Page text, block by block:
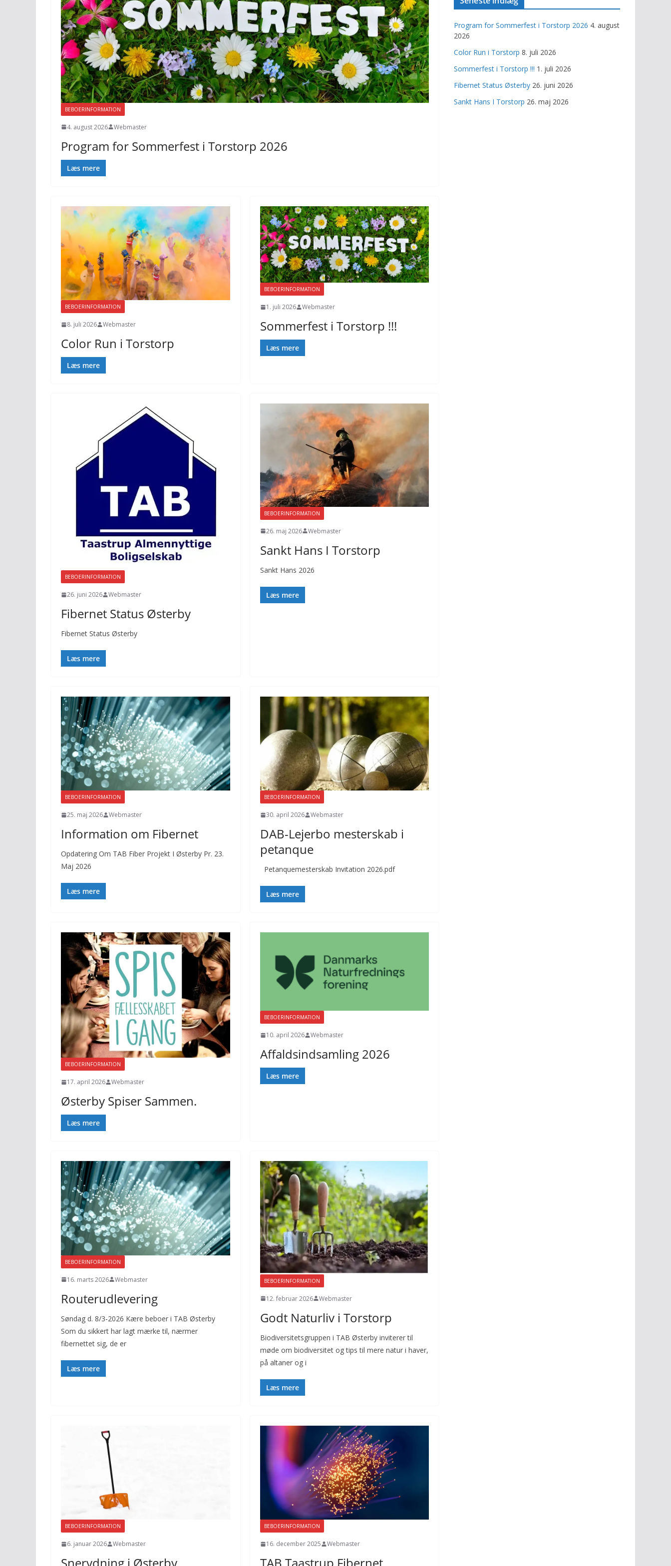
BEBOERINFORMATION
4. august 2026 Webmaster
Program for Sommerfest i Torstorp 2026
Læs mere
BEBOERINFORMATION
8. juli 2026 Webmaster
Color Run i Torstorp
Læs mere
BEBOERINFORMATION
1. juli 2026 Webmaster
Sommerfest i Torstorp !!!
Læs mere
BEBOERINFORMATION
26. juni 2026 Webmaster
Fibernet Status Østerby
Fibernet Status Østerby
Læs mere
BEBOERINFORMATION
26. maj 2026 Webmaster
Sankt Hans I Torstorp
Sankt Hans 2026
Læs mere
BEBOERINFORMATION
25. maj 2026 Webmaster
Information om Fibernet
Opdatering Om TAB Fiber Projekt I Østerby Pr. 23.
Maj 2026
Læs mere
BEBOERINFORMATION
30. april 2026 Webmaster
DAB-Lejerbo mesterskab i
petanque
Petanquemesterskab Invitation 2026.pdf
Læs mere
BEBOERINFORMATION
17. april 2026 Webmaster
Østerby Spiser Sammen.
Læs mere
BEBOERINFORMATION
10. april 2026 Webmaster
Affaldsindsamling 2026
Læs mere
BEBOERINFORMATION
16. marts 2026 Webmaster
Routerudlevering
Søndag d. 8/3-2026 Kære beboer i TAB Østerby
Som du sikkert har lagt mærke til, nærmer
fibernettet sig, de er
Læs mere
BEBOERINFORMATION
12. februar 2026 Webmaster
Godt Naturliv i Torstorp
Biodiversitetsgruppen i TAB Østerby inviterer til
møde om biodiversitet og tips til mere natur i haver,
på altaner og i
Læs mere
BEBOERINFORMATION
6. januar 2026 Webmaster
BEBOERINFORMATION
16. december 2025 Webmaster
Program for Sommerfest i Torstorp 2026 4. august
2026
Color Run i Torstorp 8. juli 2026
Sommerfest i Torstorp !!! 1. juli 2026
Fibernet Status Østerby 26. juni 2026
Sankt Hans I Torstorp 26. maj 2026